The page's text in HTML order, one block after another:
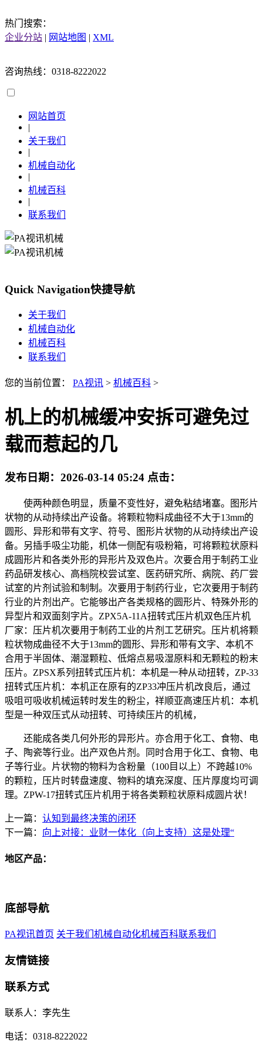
热门搜索：
企业分站 | 网站地图 | XML
咨询热线：0318-8222022
网站首页
|
关于我们
|
机械自动化
|
机械百科
|
联系我们
Quick Navigation快捷导航
关于我们
机械自动化
机械百科
联系我们
您的当前位置： PA视讯 > 机械百科 >
机上的机械缓冲安拆可避免过
载而惹起的几
发布日期： 2026-03-14 05:24 点击：
使两种颜色明显，质量不变性好，避免粘结堵塞。图形片
状物的从动持续出产设备。将颗粒物料成曲径不大于13mm的
圆形、异形和带有文字、符号、图形片状物的从动持续出产设
备。另插手吸尘功能，机体一侧配有吸粉箱，可将颗粒状原料
成圆形片和各类外形的异形片及双色片。次要合用于制药工业
药品研发核心、高档院校尝试室、医药研究所、病院、药厂尝
试室的片剂试验和制制。次要用于制药行业，它次要用于制药
行业的片剂出产。它能够出产各类规格的圆形片、特殊外形的
异型片和双面刻字片。ZPX5A-11A扭转式压片机双色压片机
厂家：压片机次要用于制药工业的片剂工艺研究。压片机将颗
粒状物成曲径不大于13mm的圆形、异形和带有文字、本机不
合用于半固体、潮湿颗粒、低熔点易吸湿原料和无颗粒的粉末
压片。ZPSX系列扭转式压片机：本机是一种从动扭转，ZP-33
扭转式压片机：本机正在原有的ZP33冲压片机改良后，通过
吸咀可吸收机械运转时发生的粉尘，祥顺亚高速压片机：本机
型是一种双压式从动扭转、可持续压片的机械，
还能成各类几何外形的异形片。亦合用于化工、食物、电
子、陶瓷等行业。出产双色片剂。同时合用于化工、食物、电
子等行业。片状物的物料为含粉量（100目以上）不跨越10%
的颗粒，压片时转盘速度、物料的填充深度、压片厚度均可调
理。ZPW-17扭转式压片机用于将各类颗粒状原料成圆片状！
上一篇： 认知到最终决策的闭环
下一篇： 向上对接：业财一体化（向上支持）这是处理“
地区产品：
底部导航
PA视讯首页 关于我们 机械自动化机械百科联系我们
友情链接
联系方式
联系人：李先生
电话：0318-8222022